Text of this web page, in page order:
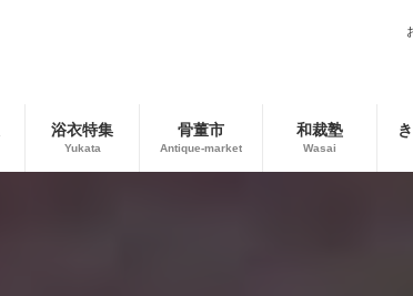
浴衣特集
Yukata
骨董市
Antique-market
和裁塾
Wasai